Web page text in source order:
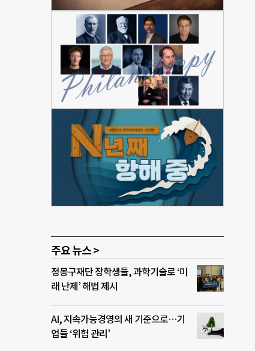
주요 뉴스 >
정몽구재단 장학생들, 과학기술로 ‘미
래 난제’ 해법 제시
AI, 지속가능경영의 새 기준으로…기
업들 ‘위험 관리’